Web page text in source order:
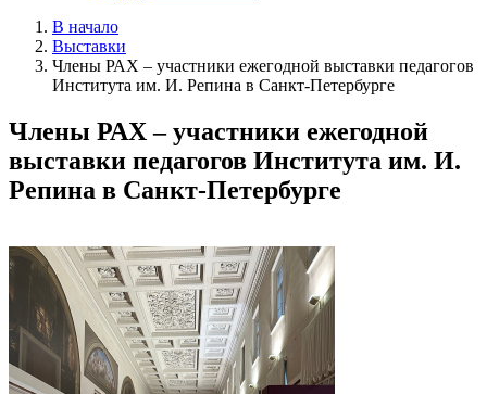
В начало
Выставки
Члены РАХ – участники ежегодной выставки педагогов
Института им. И. Репина в Санкт-Петербурге
Члены РАХ – участники ежегодной
выставки педагогов Института им. И.
Репина в Санкт-Петербурге